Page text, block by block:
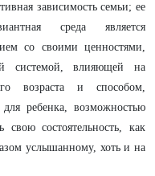
зависимость семьи; ее
среда является
со своими ценностями,
системой, влияющей на
возраста и способом,
ребенка, возможностью
состоятельность, как
услышанному, хоть и на